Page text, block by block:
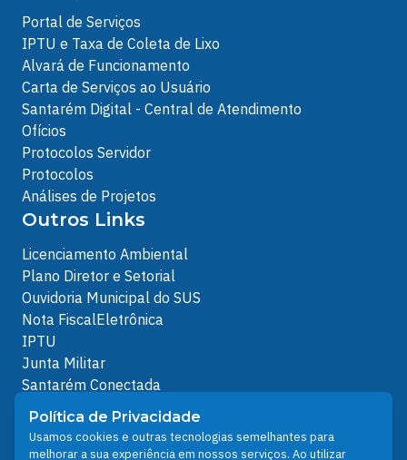
Portal de Serviços
IPTU e Taxa de Coleta de Lixo
Alvará de Funcionamento
Carta de Serviços ao Usuário
Santarém Digital - Central de Atendimento
Ofícios
Protocolos Servidor
Protocolos
Análises de Projetos
Outros Links
Licenciamento Ambiental
Plano Diretor e Setorial
Ouvidoria Municipal do SUS
Nota FiscalEletrônica
IPTU
Junta Militar
Santarém Conectada
Política de Privacidade
People illustrations by Storyset
Política de Privacidade
Usamos cookies e outras tecnologias semelhantes para
melhorar a sua experiência em nossos serviços. Ao utilizar